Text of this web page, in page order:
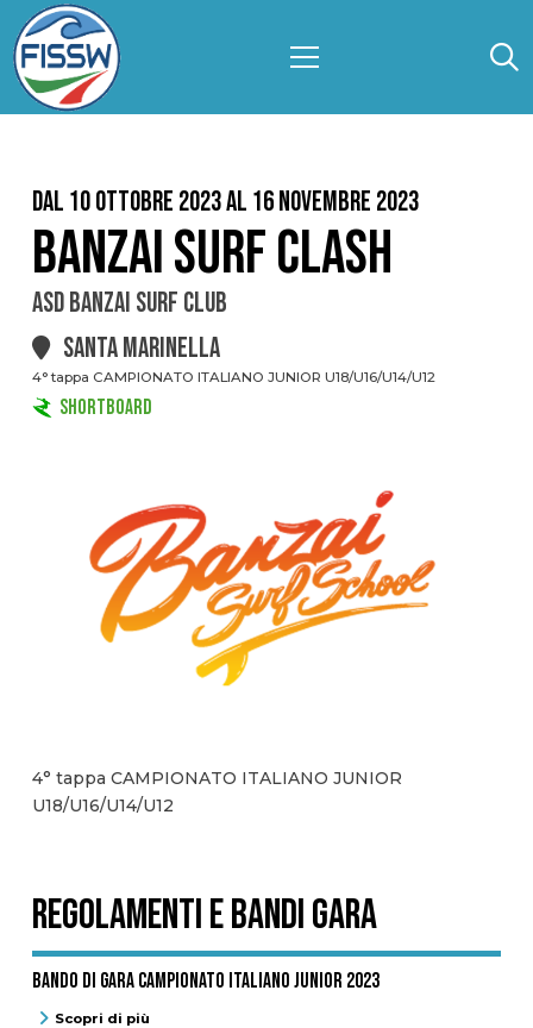
Dal 10 Ottobre 2023 al 16 Novembre 2023
BANZAI SURF CLASH
ASD BANZAI SURF CLUB
SANTA MARINELLA
4° tappa CAMPIONATO ITALIANO JUNIOR U18/U16/U14/U12
SHORTBOARD
4° tappa CAMPIONATO ITALIANO JUNIOR
U18/U16/U14/U12
REGOLAMENTI E BANDI GARA
Bando di gara Campionato Italiano Junior 2023
Scopri di più